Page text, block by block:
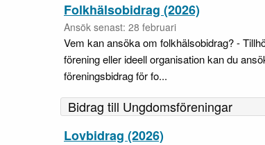
Folkhälsobidrag (2026)
Ansök senast: 28 februari
Vem kan ansöka om folkhälsobidrag? -
förening eller ideell organisation kan du
föreningsbidrag för fo...
Bidrag till Ungdomsföreningar
Lovbidrag (2026)